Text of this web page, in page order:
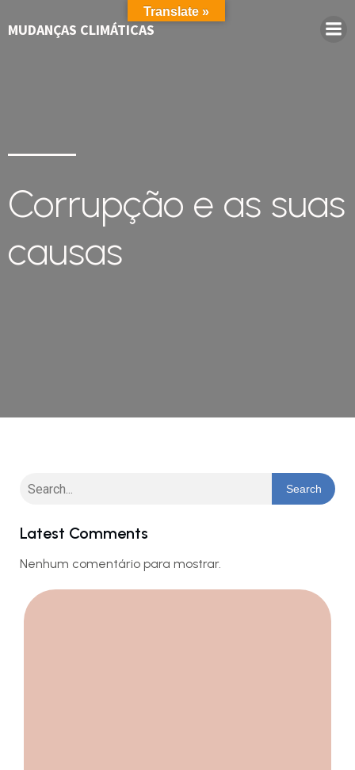
MUDANÇAS CLIMÁTICAS
Corrupção e as suas
causas
Search
Latest Comments
Nenhum comentário para mostrar.
Translate »